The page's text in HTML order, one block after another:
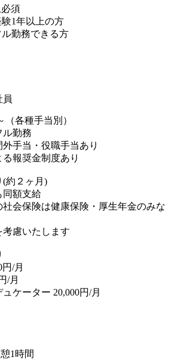
須
1年以上の方
勤務できる方
員
（各種手当別）
勤務
手当・役職手当あり
報奨金制度あり
約２ヶ月)
額支給
会保険は健康保険・厚生年金のみな
慮いたします
/月
/月
ケーター 20,000円/月
1時間